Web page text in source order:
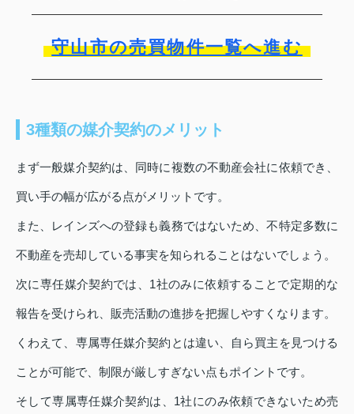
守山市の売買物件一覧へ進む
3種類の媒介契約のメリット
まず一般媒介契約は、同時に複数の不動産会社に依頼でき、
買い手の幅が広がる点がメリットです。
また、レインズへの登録も義務ではないため、不特定多数に
不動産を売却している事実を知られることはないでしょう。
次に専任媒介契約では、1社のみに依頼することで定期的な
報告を受けられ、販売活動の進捗を把握しやすくなります。
くわえて、専属専任媒介契約とは違い、自ら買主を見つける
ことが可能で、制限が厳しすぎない点もポイントです。
そして専属専任媒介契約は、1社にのみ依頼できないため売